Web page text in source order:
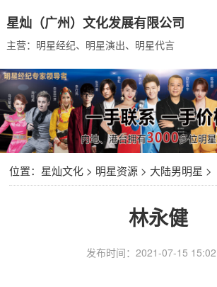
星灿（广州）文化发展有限公司
主营：明星经纪、明星演出、明星代言
位置： 星灿文化> 明星资源> 大陆男明星 >
林永健
发布时间：2021-07-15